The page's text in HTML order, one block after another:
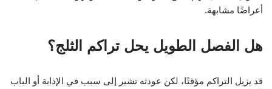
أعراضًا مشابهة.
هل الفصل الطويل يحل تراكم الثلج؟
قد يزيل التراكم مؤقتًا، لكن عودته تشير إلى سبب في الإذابة أو الباب